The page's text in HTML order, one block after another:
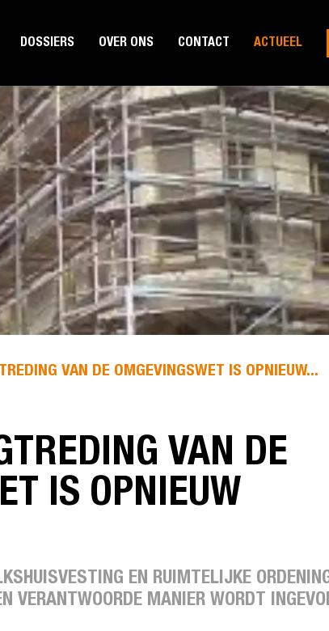
DOSSIERS OVER ONS CONTACT ACTUEEL
VAN DE OMGEVINGSWET IS OPNIEUW...
VAN DE
IS OPNIEUW
EN RUIMTELIJKE
VERANTWOORDE MANIER WORDT